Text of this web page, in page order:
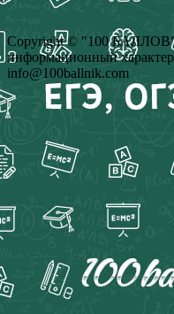
Copyright © "100 БАЛЛОВ"
информационный
info@100ballnik.com